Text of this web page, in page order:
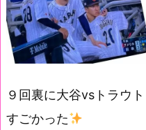
９回裏に大谷vsトラウト
すごかった